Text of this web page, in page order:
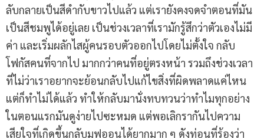
ลับกลายเป็นสีดำกับขาวไปแล้ว แต่เรายังคงจดจำตอนที่มัน
เป็นสีชมพูได้อยู่เลย เป็นช่วงเวลาที่เรามักรู้สึกว่าตัวเองไม่มี
ค่า และเริ่มผลักไสผู้คนรอบตัวออกไปโดยไม่ตั้งใจ กลับ
โฟกัสคนที่จากไป มากกว่าคนที่อยู่ตรงหน้า รวมถึงช่วงเวลา
ที่ไม่ว่าเราอยากจะย้อนกลับไปแก้ไขสิ่งที่ผิดพลาดแค่ไหน
แต่ก็ทำไม่ได้แล้ว ทำให้กลับมานั่งทบทวนว่าทำไมทุกอย่าง
ในตอนแรกมันดูง่ายไปซะหมด แต่พอเลิกรากันไปความ
เสียใจที่เกิดขึ้นกลับมูฟออนได้ยากมาก ๆ ดังท่อนที่ร้องว่า